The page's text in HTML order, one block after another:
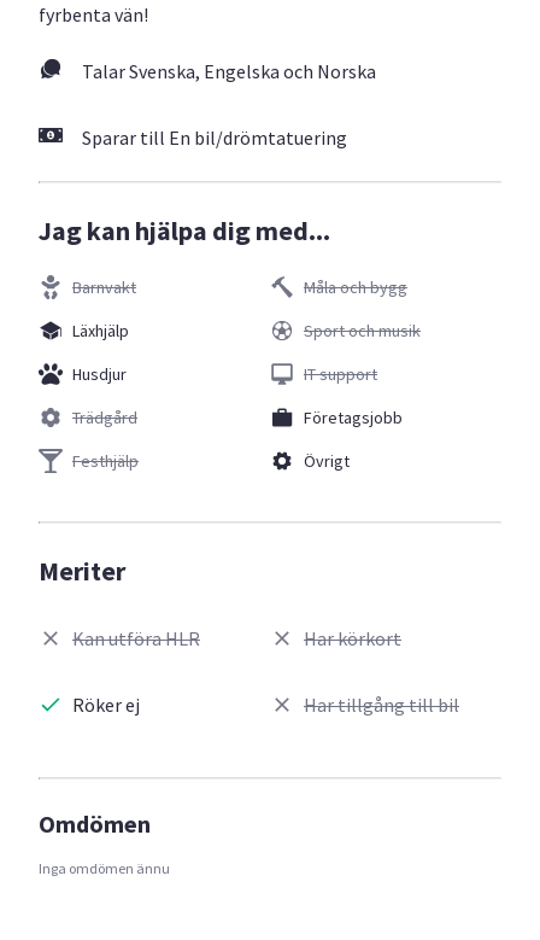
fyrbenta vän!
Talar Svenska, Engelska och Norska
Sparar till En bil/drömtatuering
Jag kan hjälpa dig med...
Barnvakt
Läxhjälp
Husdjur
Trädgård
Festhjälp
Måla och bygg
Sport och musik
IT support
Företagsjobb
Övrigt
Meriter
Kan utföra HLR
Röker ej
Har körkort
Har tillgång till bil
Omdömen
Inga omdömen ännu